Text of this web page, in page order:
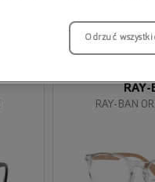
Przymierz
wirtualnie
RAY-BAN
Odrzuć